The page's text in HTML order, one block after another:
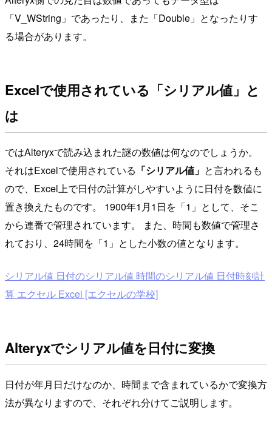
「V_WString」であったり、また「Double」となったりす
る場合があります。
Excelで使用されている「シリアル値」と
は
ではAlteryxで読み込まれた謎の数値は何なのでしょうか。
それはExcelで使用されている 「シリアル値」 と言われるも
ので、Excel上で日付の計算がしやすいように日付を数値に
置き換えたものです。 1900年1月1日を「1」として、そこ
から連番で管理されています。 また、時間も数値で管理さ
れており、24時間を「1」とした小数の値となります。
シリアル値 日付のシリアル値 時間のシリアル値 日付時刻計
算 エクセル Excel [エクセルの学校]
Alteryxでシリアル値を日付に変換
日付が年月日だけなのか、時間まで含まれているかで変換方
法が異なりますので、それぞれ分けてご説明します。